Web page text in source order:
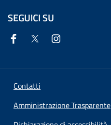
SEGUICI SU
Contatti
Amministrazione Trasparente